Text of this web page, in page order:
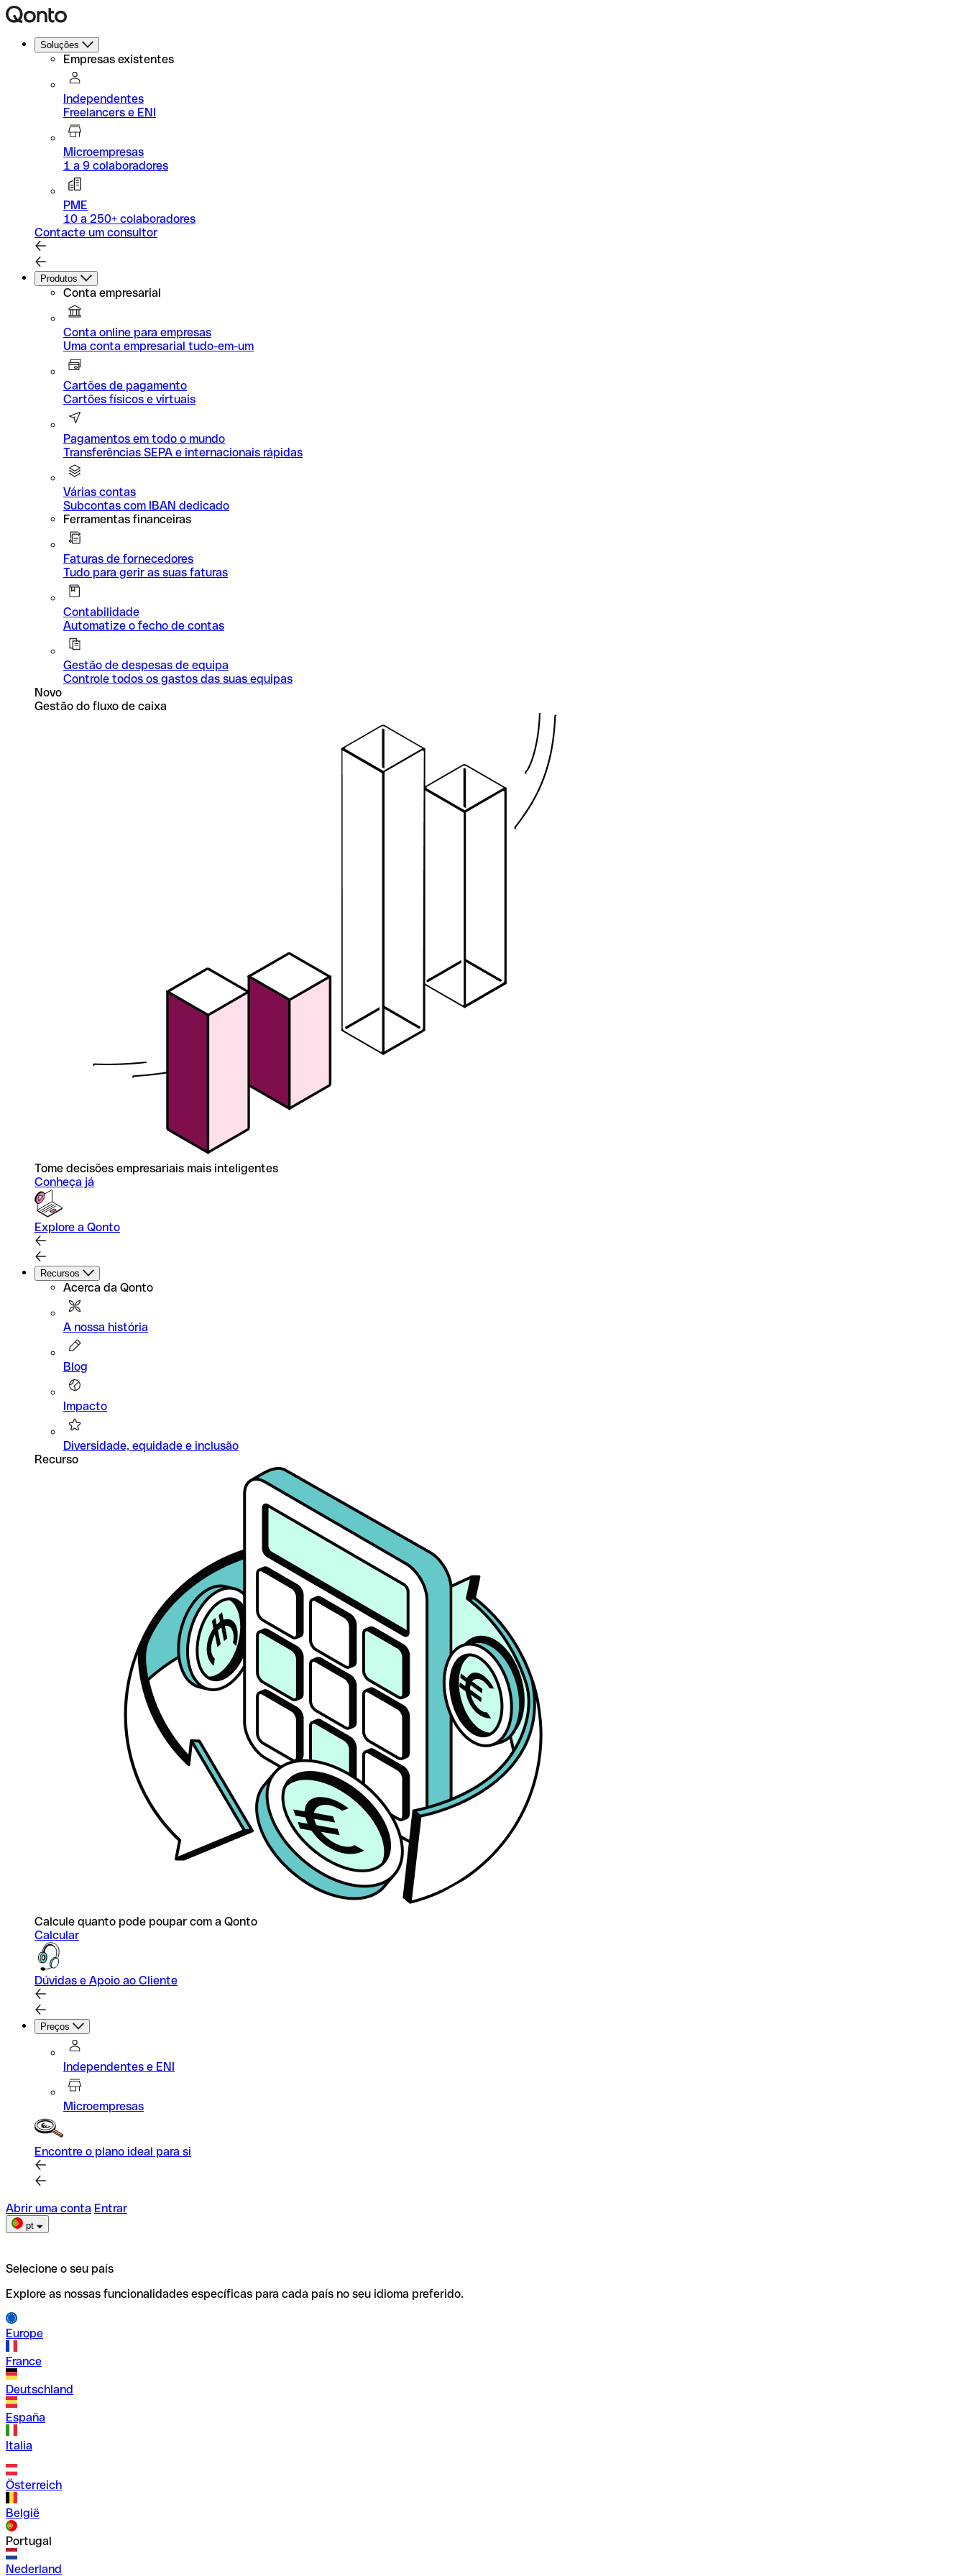
Soluções
Empresas existentes
Independentes
Freelancers e ENI
Microempresas
1 a 9 colaboradores
PME
10 a 250+ colaboradores
Contacte um consultor
Produtos
Conta empresarial
Conta online para empresas
Uma conta empresarial tudo-em-um
Cartões de pagamento
Cartões físicos e virtuais
Pagamentos em todo o mundo
Transferências SEPA e internacionais rápidas
Várias contas
Subcontas com IBAN dedicado
Ferramentas financeiras
Faturas de fornecedores
Tudo para gerir as suas faturas
Contabilidade
Automatize o fecho de contas
Gestão de despesas de equipa
Controle todos os gastos das suas equipas
Novo
Gestão do fluxo de caixa
Tome decisões empresariais mais inteligentes
Conheça já
Explore a Qonto
Recursos
Acerca da Qonto
A nossa história
Blog
Impacto
Diversidade, equidade e inclusão
Recurso
Calcule quanto pode poupar com a Qonto
Calcular
Dúvidas e Apoio ao Cliente
Preços
Independentes e ENI
Microempresas
Encontre o plano ideal para si
Abrir uma conta Entrar
pt
Selecione o seu país
Explore as nossas funcionalidades específicas para cada país no seu idioma preferido.
Europe
France
Deutschland
España
Italia
Österreich
België
Portugal
Nederland